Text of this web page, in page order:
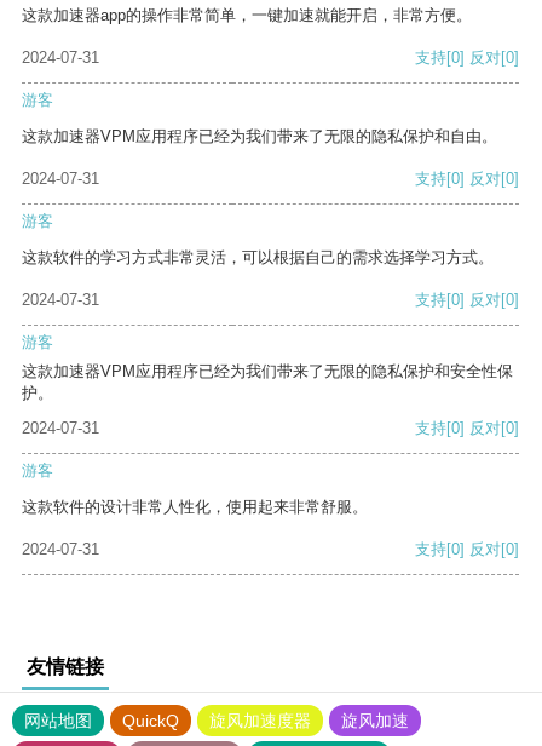
这款加速器app的操作非常简单，一键加速就能开启，非常方便。
2024-07-31 支持[0] 反对[0]
游客
这款加速器VPM应用程序已经为我们带来了无限的隐私保护和自由。
2024-07-31 支持[0] 反对[0]
游客
这款软件的学习方式非常灵活，可以根据自己的需求选择学习方式。
2024-07-31 支持[0] 反对[0]
游客
这款加速器VPM应用程序已经为我们带来了无限的隐私保护和安全性保
护。
2024-07-31
支持[0] 反对[0]
游客
这款软件的设计非常人性化，使用起来非常舒服。
2024-07-31 支持[0] 反对[0]
友情链接
网站地图 QuickQ 旋风加速度器
旋风加速